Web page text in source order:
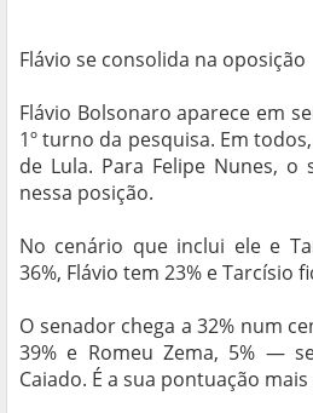
Flávio se consolida na oposição
Flávio Bolsonaro aparece em
1º turno da pesquisa. Em
de Lula. Para Felipe Nunes, o
nessa posição.
No cenário que inclui ele e
36%, Flávio tem 23% e Tarcísio
O senador chega a 32% num
39% e Romeu Zema, 5% —
Caiado. É a sua pontuação mais